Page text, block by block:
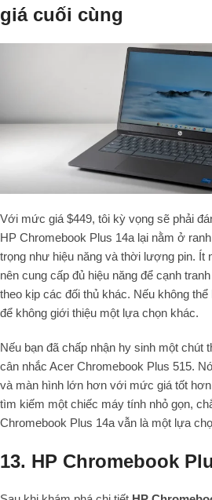
giá cuối cùng
Với mức giá $449, tôi kỳ vọng sẽ phải
HP Chromebook Plus 14a lại nằm ở
trọng như hiệu năng và thời lượng pin. Ít
nên cung cấp đủ hiệu năng để cạnh
theo kịp các đối thủ khác. Nếu không
để không giới thiệu một lựa chọn khác.
Nếu bạn đã chấp nhận hy sinh một chút
cân nhắc Acer Chromebook Plus 515.
và màn hình lớn hơn với mức giá tốt
tìm kiếm một chiếc máy tính nhỏ gọn,
Chromebook Plus 14a vẫn là một lựa
13. HP Chromebook